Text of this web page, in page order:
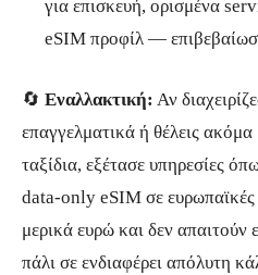
για επισκευή, ορισμένα
eSIM προφίλ —
🔄 Εναλλακτική: Αν
επαγγελματικά ή θέλεις ακόμα
ταξίδια, εξέτασε υπηρεσίες
data-only eSIM σε
μερικά ευρώ και δεν
πάλι σε ενδιαφέρει απόλυτη